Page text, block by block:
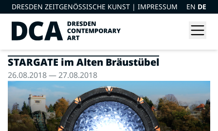
DRESDEN ZEITGENÖSSISCHE KUNST | IMPRESSUM EN DE
STARGATE im Alten Bräustübel
26.08.2018 — 27.08.2018